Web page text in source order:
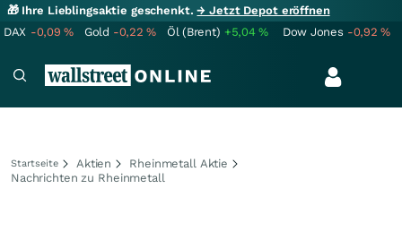
🎁 Ihre Lieblingsaktie geschenkt.→ Jetzt Depot eröffnen
DAX -0,09% Gold -0,22% Öl (Brent) +5,04% Dow Jones -0,92%
Startseite Aktien
Rheinmetall Aktie
Nachrichten zu Rheinmetall